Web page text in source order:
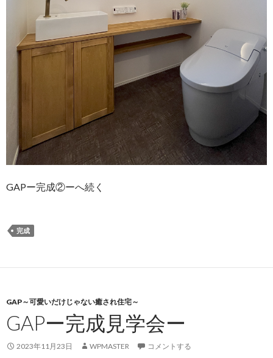
GAPー完成②ーへ続く
完成
GAP～可愛いだけじゃない癒され住宅～
GAPー完成見学会ー
2023年11月23日 WPMASTER コメントする